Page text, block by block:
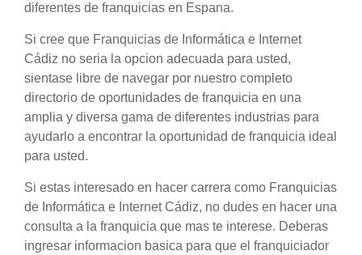
diferentes de franquicias en Espana.
Si cree que Franquicias de Informática e Internet
Cádiz no seria la opcion adecuada para usted,
sientase libre de navegar por nuestro completo
directorio de oportunidades de franquicia en una
amplia y diversa gama de diferentes industrias para
ayudarlo a encontrar la oportunidad de franquicia ideal
para usted.
Si estas interesado en hacer carrera como Franquicias
de Informática e Internet Cádiz, no dudes en hacer una
consulta a la franquicia que mas te interese. Deberas
ingresar informacion basica para que el franquiciador